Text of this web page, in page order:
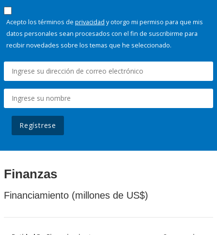
Acepto los términos de privacidad y otorgo mi permiso para que mis
datos personales sean procesados con el fin de suscribirme para
recibir novedades sobre los temas que he seleccionado.
Regístrese
Finanzas
Financiamiento (millones de US$)